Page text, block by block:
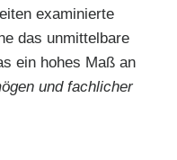
examinierte
das unmittelbare
ein hohes Maß an
und fachlicher